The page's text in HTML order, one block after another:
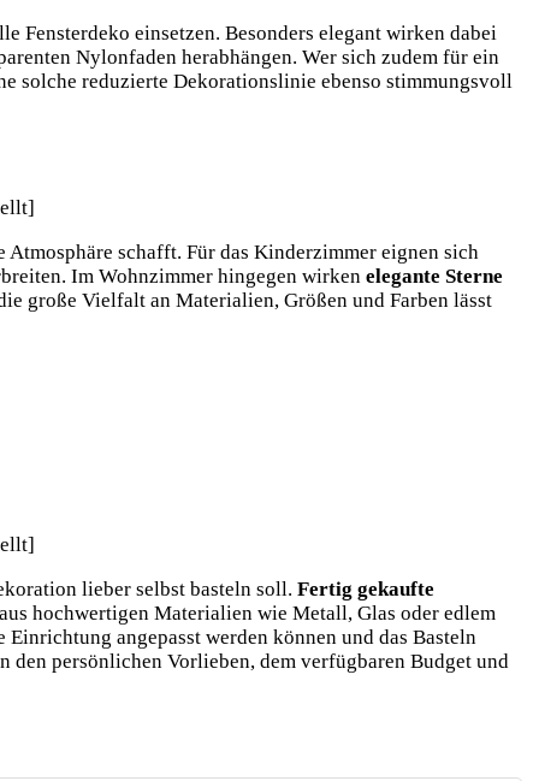
Fensterdeko einsetzen. Besonders elegant wirken dabei
Nylonfaden herabhängen. Wer sich zudem für ein
solche reduzierte Dekorationslinie ebenso stimmungsvoll
Atmosphäre schafft. Für das Kinderzimmer eignen sich
Im Wohnzimmer hingegen wirken elegante Sterne
große Vielfalt an Materialien, Größen und Farben lässt
lieber selbst basteln soll. Fertig gekaufte
hochwertigen Materialien wie Metall, Glas oder edlem
angepasst werden können und das Basteln
den persönlichen Vorlieben, dem verfügbaren Budget und